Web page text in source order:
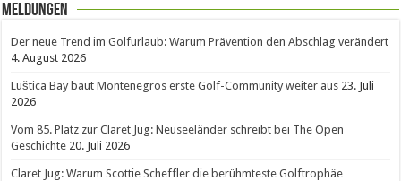
Meldungen
Der neue Trend im Golfurlaub: Warum Prävention den Abschlag verändert
4. August 2026
Luštica Bay baut Montenegros erste Golf-Community weiter aus 23. Juli
2026
Vom 85. Platz zur Claret Jug: Neuseeländer schreibt bei The Open
Geschichte 20. Juli 2026
Claret Jug: Warum Scottie Scheffler die berühmteste Golftrophäe